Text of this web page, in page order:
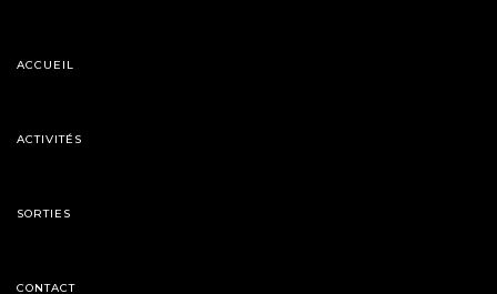
ACCUEIL
ACTIVITÉS
SORTIES
CONTACT